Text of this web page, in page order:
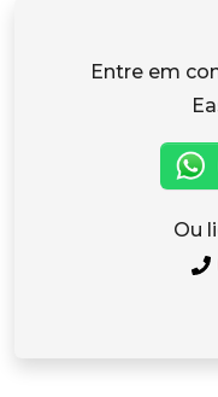
Entre em
Ou